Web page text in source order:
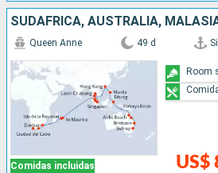
Comidas incluidas
Queen Anne 49 d
US$
Room